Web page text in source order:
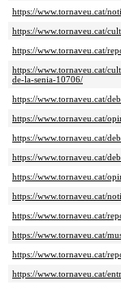
https://www.tornaveu.cat/
https://www.tornaveu.cat/
https://www.tornaveu.cat/
https://www.tornaveu.cat/
de-la-senia-10706/
https://www.tornaveu.cat/
https://www.tornaveu.cat/
https://www.tornaveu.cat/
https://www.tornaveu.cat/
https://www.tornaveu.cat/
https://www.tornaveu.cat/
https://www.tornaveu.cat/
https://www.tornaveu.cat/
https://www.tornaveu.cat/
https://www.tornaveu.cat/